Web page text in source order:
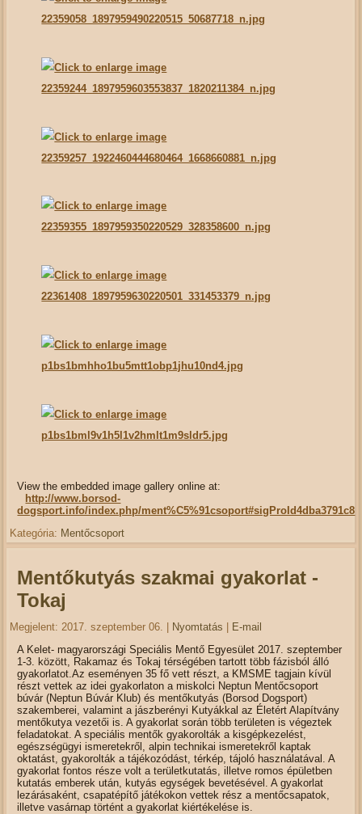
View the embedded image gallery online at:
http://www.borsod-
dogsport.info/index.php/ment%C5%91csoport#sigProId4dba3791c8
Kategória: Mentőcsoport
Mentőkutyás szakmai gyakorlat -
Tokaj
Megjelent: 2017. szeptember 06. Nyomtatás
E-mail
A Kelet- magyarországi Speciális Mentő Egyesület 2017. szeptember
1-3. között, Rakamaz és Tokaj térségében tartott több fázisból álló
gyakorlatot.Az eseményen 35 fő vett részt, a KMSME tagjain kívül
részt vettek az idei gyakorlaton a miskolci Neptun Mentőcsoport
búvár (Neptun Búvár Klub) és mentőkutyás (Borsod Dogsport)
szakemberei, valamint a jászberényi Kutyákkal az Életért Alapítvány
mentőkutya vezetői is. A gyakorlat során több területen is végeztek
feladatokat. A speciális mentők gyakorolták a kisgépkezelést,
egészségügyi ismeretekről, alpin technikai ismeretekről kaptak
oktatást, gyakorolták a tájékozódást, térkép, tájoló használatával. A
gyakorlat fontos része volt a területkutatás, illetve romos épületben
kutatás emberek után, kutyás egységek bevetésével. A gyakorlat
lezárásaként, csapatépítő játékokon vettek rész a mentőcsapatok,
illetve vasárnap történt a gyakorlat kiértékelése is.